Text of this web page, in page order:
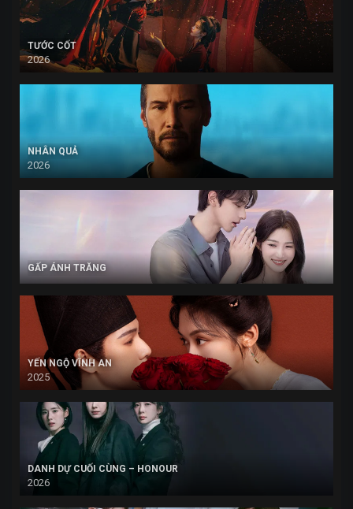
TƯỚC CỐT
2026
NHÂN QUẢ
2026
GẤP ÁNH TRĂNG
YẾN NGỘ VĨNH AN
2025
DANH DỰ CUỐI CÙNG – HONOUR
2026